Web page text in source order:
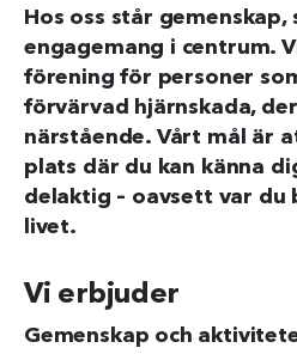
Hos oss står gemenskap,
engagemang i centrum.
förening för personer
förvärvad hjärnskada,
närstående. Vårt mål är
plats där du kan känna
delaktig – oavsett var du
livet.
Vi erbjuder
Gemenskap och